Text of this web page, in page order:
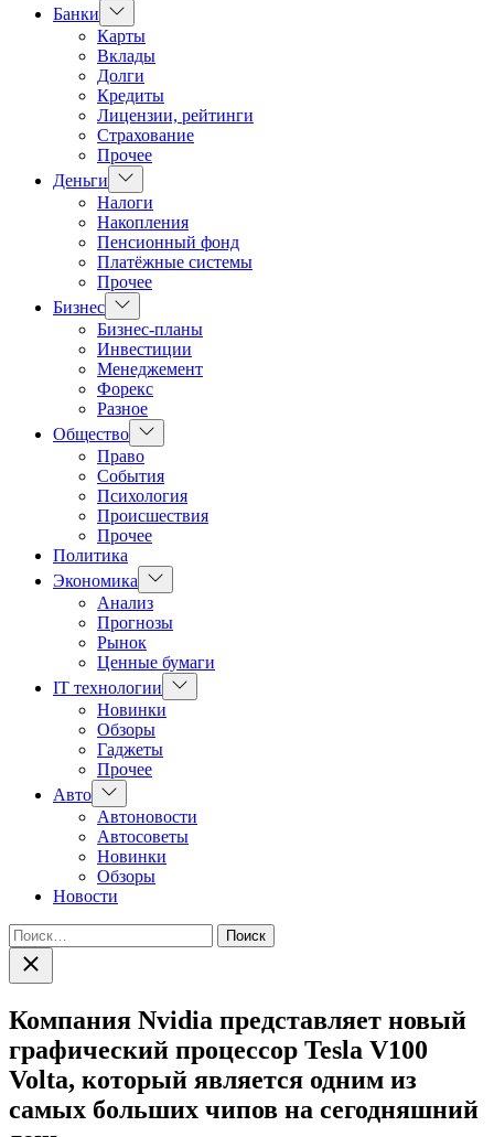
Банки
Показать
подменю
Карты
Вклады
Долги
Кредиты
Лицензии, рейтинги
Страхование
Прочее
Деньги
Показать
подменю
Налоги
Накопления
Пенсионный фонд
Платёжные системы
Прочее
Бизнес Показать
подменю
Бизнес-планы
Инвестиции
Менеджемент
Форекс
Разное
Общество Показать
подменю
Право
События
Психология
Происшествия
Прочее
Политика
Экономика
Показать
подменю
Анализ
Прогнозы
Рынок
Ценные бумаги
IT технологии
Показать
подменю
Новинки
Обзоры
Гаджеты
Прочее
Авто Показать
подменю
Автоновости
Автосоветы
Новинки
Обзоры
Новости
Найти:
Закрыть
поиск
Компания Nvidia представляет новый
графический процессор Tesla V100
Volta, который является одним из
самых больших чипов на сегодняшний